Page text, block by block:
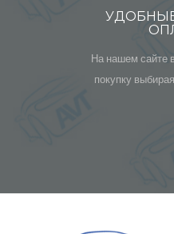
На нашем сайте
покупку